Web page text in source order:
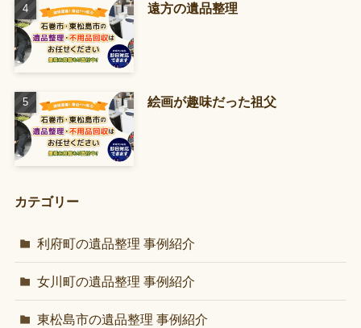
遠方の遺品整理
絵画が趣味だった祖父
カテゴリー
利府町の遺品整理 事例紹介
女川町の遺品整理 事例紹介
東松島市の遺品整理 事例紹介